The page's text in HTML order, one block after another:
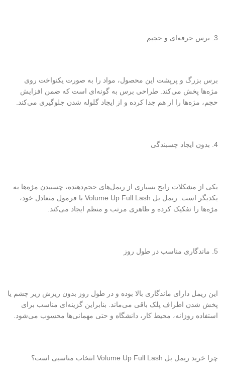
3. برس حرفه‌ای و حجیم
برس بزرگ و پرپشت این محصول، مواد را به صورت یکنواخت روی
مژه‌ها پخش می‌کند. طراحی برس به گونه‌ای است که ضمن افزایش
حجم، مژه‌ها را از هم جدا کرده و از ایجاد گلوله شدن جلوگیری می‌کند.
4. بدون ایجاد چسبندگی
یکی از مشکلات رایج بسیاری از ریمل‌های حجم‌دهنده، چسبیدن مژه‌ها به
یکدیگر است. ریمل بل Volume Up Full Lash با فرمول متعادل خود،
مژه‌ها را تفکیک کرده و ظاهری مرتب و منظم ایجاد می‌کند.
5. ماندگاری مناسب در طول روز
این ریمل دارای ماندگاری بالا بوده و در طول روز بدون ریزش زیر چشم یا
پخش شدن اطراف پلک باقی می‌ماند. بنابراین گزینه‌ای مناسب برای
استفاده روزانه، محیط کار، دانشگاه و حتی مهمانی‌ها محسوب می‌شود.
چرا خرید ریمل بل Volume Up Full Lash انتخاب مناسبی است؟